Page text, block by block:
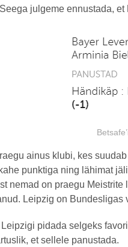
julgeme ennustada,
ainus klubi, kes
punktiga ning lähimat
nemad on praegu
Leipzig on Bundesligas
pidada selgeks
et sellele panustada.